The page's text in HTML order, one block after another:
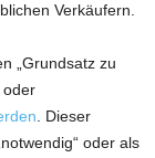
Verkäufern.
„Grundsatz zu
oder
. Dieser
oder als